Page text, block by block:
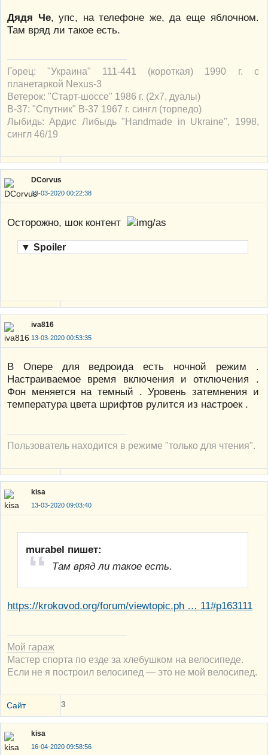
Дядя Че, упс, на телефоне же, да еще яблочном.
Там вряд ли такое есть.
Горец: "Украина" 111-441 (короткая) 1990 г. с
планетаркой Nexus-3
Ветерок: "Старт-шоссе" 1986 г. (2х7, дуалы)
В-37: "Спутник" В-37 1967 г. сингл (торпедо)
Лыбидь: Ардис Либыдь "Handmade in Ukraine", 1998,
сингл 46/19
DCorvus
13-03-2020 00:22:38
Осторожно, шок контент
▼ Spoiler
iva816
13-03-2020 00:53:35
В Опере для ведроида есть ночной режим .
Настраиваемое время включения и отключения .
Фон меняется на темный . Уровень затемнения и
температура цвета шрифтов рулится из настроек .
Пользователь находится в режиме "только для чтения".
kisa
13-03-2020 09:03:40
murabel пишет:
Там вряд ли такое есть.
https://krokovod.org/forum/viewtopic.ph … 11#p163111
Мой гараж
Мастер спорта по езде за хлебушком на велосипеде.
Если не я построил велосипед — это не мой велосипед.
Сайт 3
kisa
16-04-2020 09:58:56